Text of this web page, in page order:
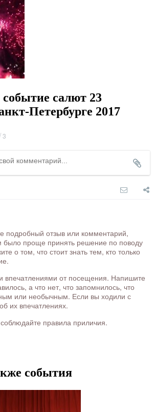
салют 23
Петербурге 2017
/3
подробный отзыв или комментарий,
было проще принять решение по поводу
о том, что стоит знать тем, кто только
впечатлениями от посещения. Напишите
а что нет, что запомнилось, что
или необычным. Если вы ходили с
их впечатлениях.
правила приличия.
события